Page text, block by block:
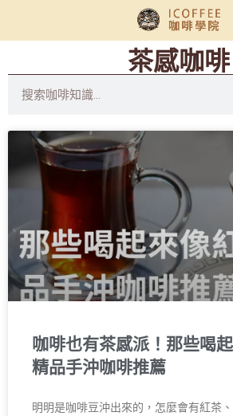
茶感咖啡
咖啡也有茶感派！那些喝
精品手沖咖啡推薦
明明是咖啡豆沖出來的，怎麼會有紅茶